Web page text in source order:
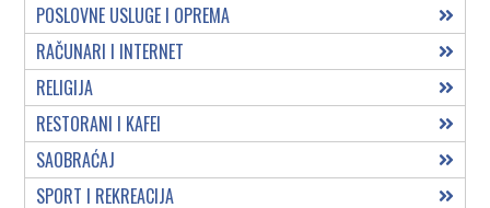
POSLOVNE USLUGE I OPREMA
RAČUNARI I INTERNET
RELIGIJA
RESTORANI I KAFEI
SAOBRAĆAJ
SPORT I REKREACIJA